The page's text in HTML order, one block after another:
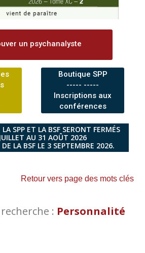
un psychanalyste
Boutique SPP
----- -----
Inscriptions aux
conférences
LA SPP ET LA BSF SERONT FERMÉS
AU 31 AOÛT 2026
LA BSF LE 3 SEPTEMBRE 2026.
Retour vers page des mots clés
: Personnalité